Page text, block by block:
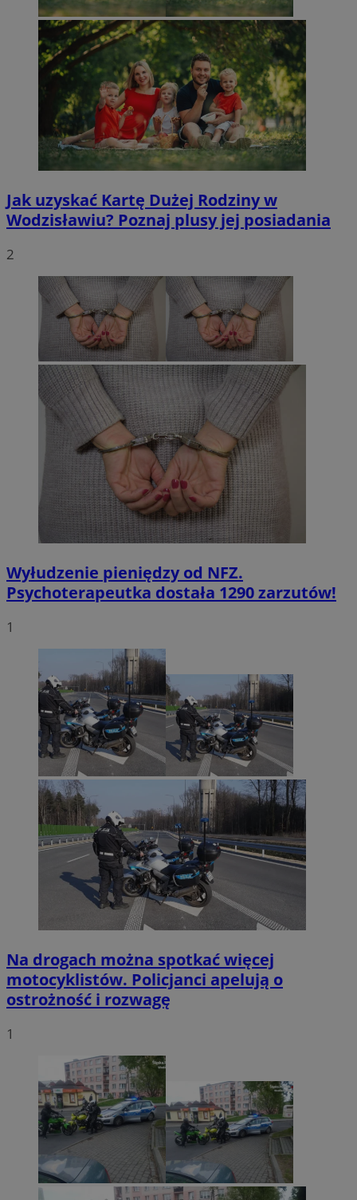
Jak uzyskać Kartę Dużej Rodziny w
Wodzisławiu? Poznaj plusy jej posiadania
2
Wyłudzenie pieniędzy od NFZ.
Psychoterapeutka dostała 1290 zarzutów!
1
Na drogach można spotkać więcej
motocyklistów. Policjanci apelują o
ostrożność i rozwagę
1